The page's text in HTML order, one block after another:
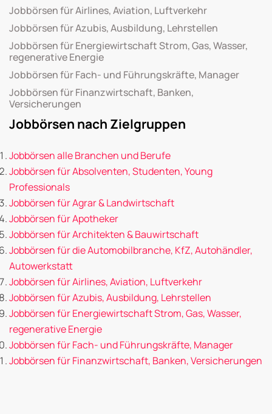
Jobbörsen für Airlines, Aviation, Luftverkehr
Jobbörsen für Azubis, Ausbildung, Lehrstellen
Jobbörsen für Energiewirtschaft Strom, Gas, Wasser,
regenerative Energie
Jobbörsen für Fach- und Führungskräfte, Manager
Jobbörsen für Finanzwirtschaft, Banken,
Versicherungen
Jobbörsen nach Zielgruppen
Jobbörsen alle Branchen und Berufe
Jobbörsen für Absolventen, Studenten, Young
Professionals
Jobbörsen für Agrar & Landwirtschaft
Jobbörsen für Apotheker
Jobbörsen für Architekten & Bauwirtschaft
Jobbörsen für die Automobilbranche, KfZ, Autohändler,
Autowerkstatt
Jobbörsen für Airlines, Aviation, Luftverkehr
Jobbörsen für Azubis, Ausbildung, Lehrstellen
Jobbörsen für Energiewirtschaft Strom, Gas, Wasser,
regenerative Energie
Jobbörsen für Fach- und Führungskräfte, Manager
Jobbörsen für Finanzwirtschaft, Banken, Versicherungen